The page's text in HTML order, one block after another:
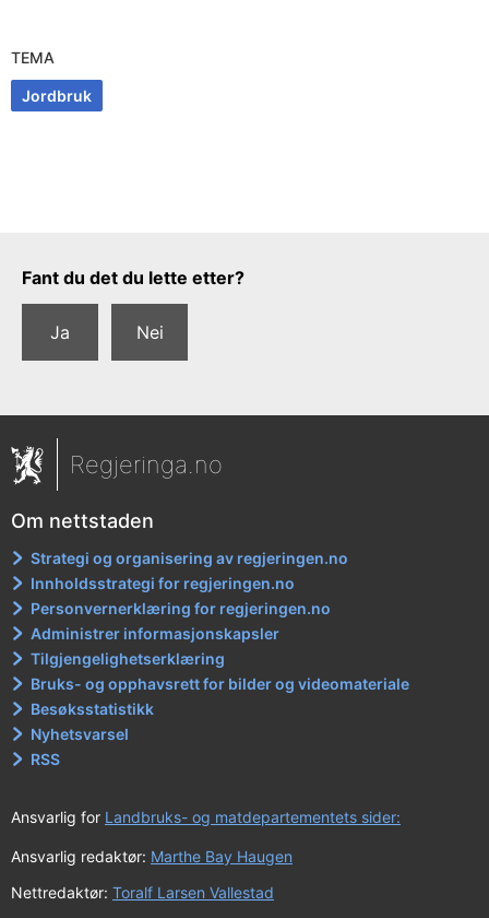
TEMA
Jordbruk
Tilbakemeldingsskjema
Fant du det du lette etter?
Ja Nei
Regjeringa.no
Om nettstaden
Strategi og organisering av regjeringen.no
Innholdsstrategi for regjeringen.no
Personvernerklæring for regjeringen.no
Administrer informasjonskapsler
Tilgjengelighetserklæring
Bruks- og opphavsrett for bilder og videomateriale
Besøksstatistikk
Nyhetsvarsel
RSS
Ansvarlig for Landbruks- og matdepartementets sider:
Ansvarlig redaktør: Marthe Bay Haugen
Nettredaktør: Toralf Larsen Vallestad